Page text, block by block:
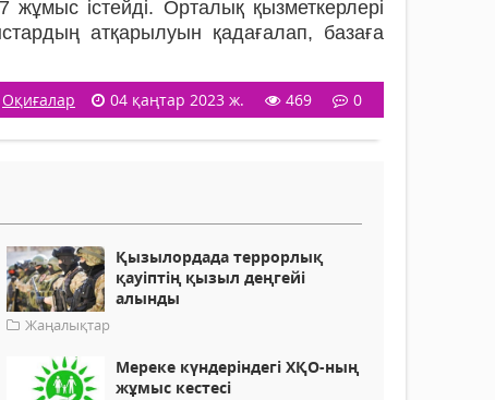
жұмыс істейді. Орталық қызметкерлері
атқарылуын қадағалап, базаға
Оқиғалар 04 қаңтар 2023 ж. 469 0
Қызылордада террорлық
қауіптің қызыл деңгейі
алынды
Жаңалықтар
Мереке күндеріндегі ХҚО-ның
жұмыс кестесі